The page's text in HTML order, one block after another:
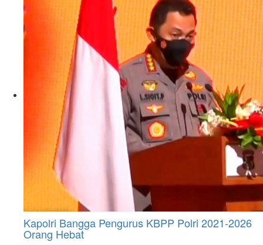
Kapolri Bangga Pengurus KBPP Polri 2021-2026
Orang Hebat